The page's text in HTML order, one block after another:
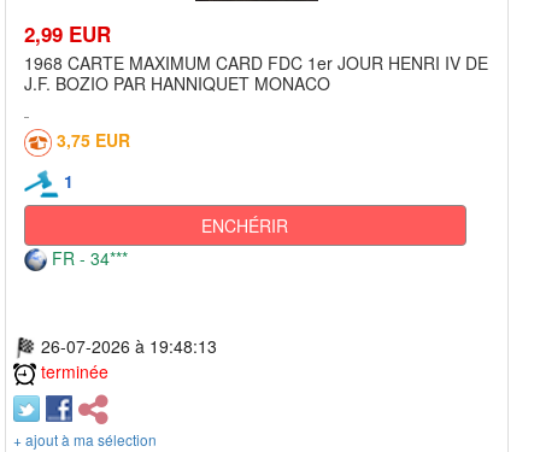
2,99 EUR
1968 CARTE MAXIMUM CARD FDC 1er JOUR HENRI IV DE
J.F. BOZIO PAR HANNIQUET MONACO
3,75 EUR
1
ENCHÉRIR
FR - 34***
26-07-2026 à 19:48:13
terminée
+ ajout à ma sélection